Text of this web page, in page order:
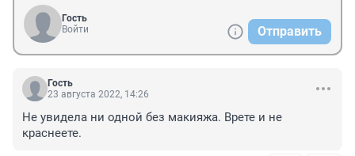
Гость
Войти
Отправить
Гость
23 августа 2022, 14:26
Не увидела ни одной без макияжа. Врете и не
краснеете.